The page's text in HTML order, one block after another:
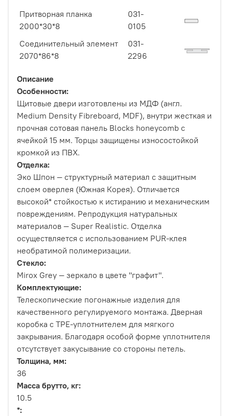
Притворная планка
2000*30*8
031-
0105
Соединительный элемент
2070*86*8
031-
2296
Описание
Особенности:
Щитовые двери изготовлены из МДФ (англ.
Medium Density Fibreboard, MDF), внутри жесткая и
прочная сотовая панель Blocks honeycomb с
ячейкой 15 мм. Торцы защищены износостойкой
кромкой из ПВХ.
Отделка:
Эко Шпон — структурный материал с защитным
слоем оверлея (Южная Корея). Отличается
высокой* стойкостью к истиранию и механическим
повреждениям. Репродукция натуральных
материалов — Super Realistic. Отделка
осуществляется с использованием PUR-клея
необратимой полимеризации.
Стекло:
Mirox Grey — зеркало в цвете "графит".
Комплектующие:
Телескопические погонажные изделия для
качественного регулируемого монтажа. Дверная
коробка с TPE-уплотнителем для мягкого
закрывания. Благодаря особой форме уплотнителя
отсутствует закусывание со стороны петель.
Толщина, мм:
36
Масса брутто, кг:
10.5
*: